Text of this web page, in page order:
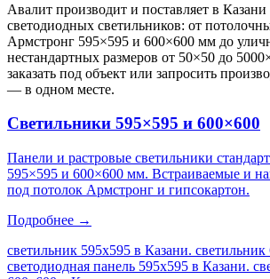
Авалит производит и поставляет в Казани
светодиодных светильников: от
Армстронг 595×595 и 600×600 мм до
нестандартных размеров от 50×50 до
заказать под объект или запросить
— в одном месте.
Светильники 595×595 и 600×600
Панели и растровые светильники
595×595 и 600×600 мм. Встраиваемые и
под потолок Армстронг и гипсокартон.
Подробнее →
светильник 595х595 в Казани.
светодиодная панель 595х595 в Казани.